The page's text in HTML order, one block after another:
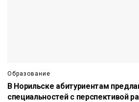
Образование
В Норильске абитуриентам
специальностей с перспективой